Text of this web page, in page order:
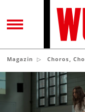
TOGGLE
Magazin Choros,
Choros,
Chora,